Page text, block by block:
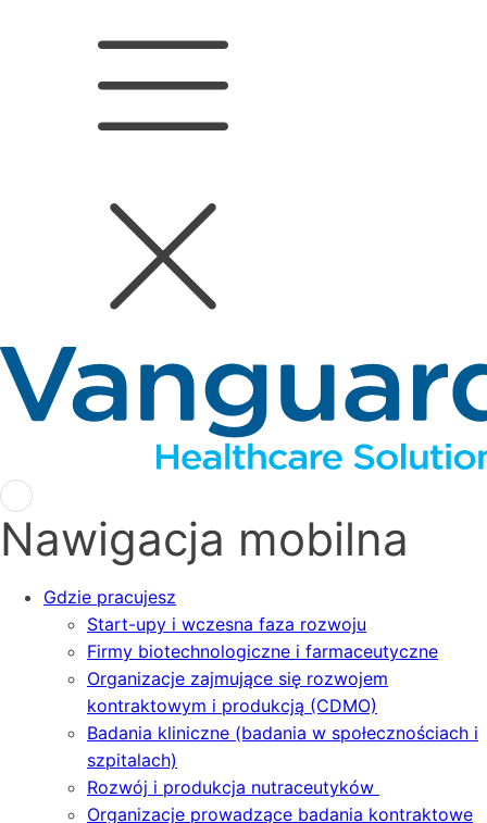
Nawigacja mobilna
Gdzie pracujesz
Start-upy i wczesna faza rozwoju
Firmy biotechnologiczne i farmaceutyczne
Organizacje zajmujące się rozwojem
kontraktowym i produkcją (CDMO)
Badania kliniczne (badania w społecznościach i
szpitalach)
Rozwój i produkcja nutraceutyków
Organizacje prowadzące badania kontraktowe